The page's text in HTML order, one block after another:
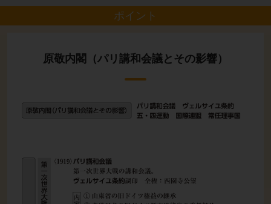
ポイント
原敬内閣（パリ講和会議とその影響）